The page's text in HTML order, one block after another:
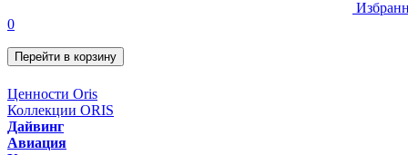
0
Перейти в корзину
Ценности Oris
Коллекции ORIS
Дайвинг
Авиация